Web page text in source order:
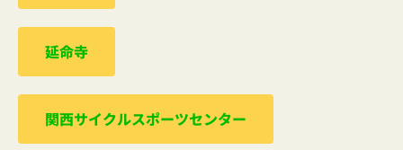
延命寺
関西サイクルスポーツセンター